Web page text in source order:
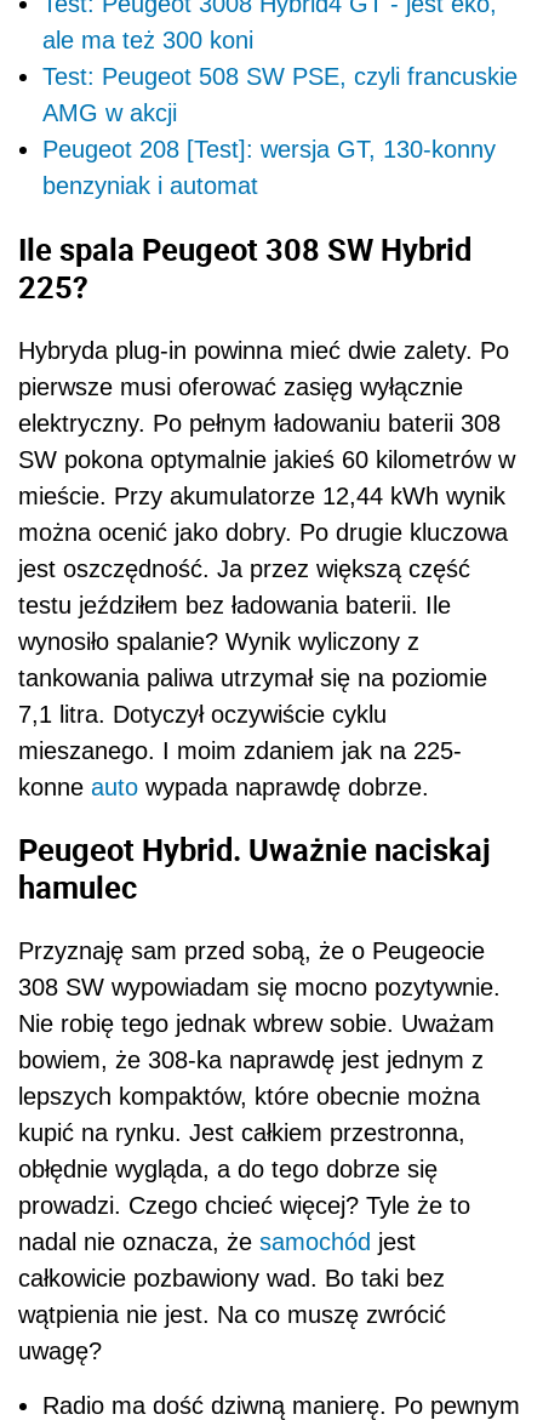
ale ma też 300 koni
Test: Peugeot 508 SW PSE, czyli francuskie
AMG w akcji
Peugeot 208 [Test]: wersja GT, 130-konny
benzyniak i automat
Ile spala Peugeot 308 SW Hybrid
225?
Hybryda plug-in powinna mieć dwie zalety. Po
pierwsze musi oferować zasięg wyłącznie
elektryczny. Po pełnym ładowaniu baterii 308
SW pokona optymalnie jakieś 60 kilometrów w
mieście. Przy akumulatorze 12,44 kWh wynik
można ocenić jako dobry. Po drugie kluczowa
jest oszczędność. Ja przez większą część
testu jeździłem bez ładowania baterii. Ile
wynosiło spalanie? Wynik wyliczony z
tankowania paliwa utrzymał się na poziomie
7,1 litra. Dotyczył oczywiście cyklu
mieszanego. I moim zdaniem jak na 225-
konne auto wypada naprawdę dobrze.
Peugeot Hybrid. Uważnie naciskaj
hamulec
Przyznaję sam przed sobą, że o Peugeocie
308 SW wypowiadam się mocno pozytywnie.
Nie robię tego jednak wbrew sobie. Uważam
bowiem, że 308-ka naprawdę jest jednym z
lepszych kompaktów, które obecnie można
kupić na rynku. Jest całkiem przestronna,
obłędnie wygląda, a do tego dobrze się
prowadzi. Czego chcieć więcej? Tyle że to
nadal nie oznacza, że samochód jest
całkowicie pozbawiony wad. Bo taki bez
wątpienia nie jest. Na co muszę zwrócić
uwagę?
Radio ma dość dziwną manierę. Po pewnym